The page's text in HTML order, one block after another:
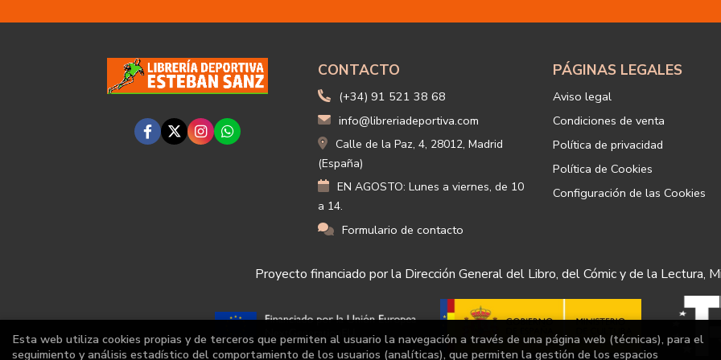
actividad principal de la web,
Legitimación: está basada en el
Criterios de conservación de los
suprimirán con medidas de
los datos.
Destinatarios: no se cederán a
Derechos que asisten al Usuario:
a) Derecho a retirar el
protección de datos https://
Puede ejercer estos derechos
postal, ambos con la fotocopia
Responsable del tratamiento:
Dirección postal: c/Paz, 4 28012
CONTACTO
(+34) 91 521 38 68
info@libreriadeportiva.com
Calle de la Paz, 4, 28012, Madrid
(España)
EN AGOSTO: Lunes a viernes, de 10
a 14.
Formulario de contacto
PÁGINAS LEGALES
Aviso legal
Condiciones de venta
Política de privacidad
Política de Cookies
Configuración de las Cookies
Proyecto financiado por la Dirección General del Libro, del Cómic y de la Lectura,
Esta web utiliza cookies propias y de terceros que permiten al usuario la navegación a través de una página web (técnicas), para el
seguimiento y análisis estadístico del comportamiento de los usuarios (analíticas), que permiten la gestión de los espacios